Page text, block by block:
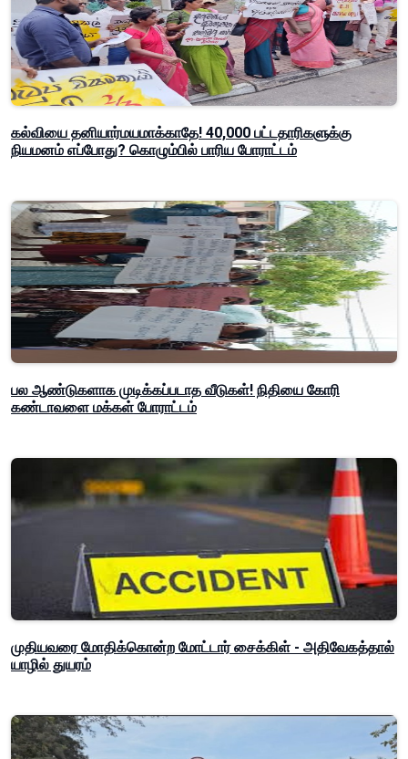
கல்வியை தனியார்மயமாக்காதே! 40,000 பட்டதாரிகளுக்கு
நியமனம் எப்போது? கொழும்பில் பாரிய போராட்டம்
பல ஆண்டுகளாக முடிக்கப்படாத வீடுகள்! நிதியை கோரி
கண்டாவளை மக்கள் போராட்டம்
முதியவரை மோதிக்கொன்ற மோட்டார் சைக்கிள் - அதிவேகத்தால்
யாழில் துயரம்